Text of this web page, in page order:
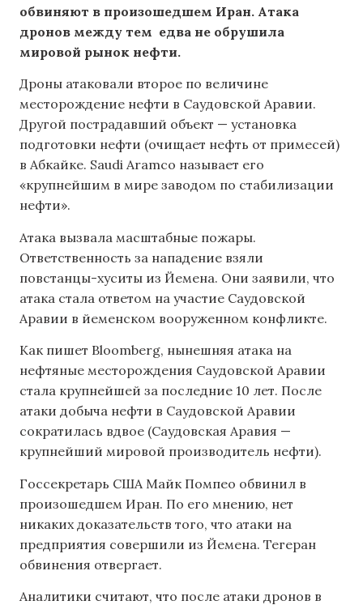
обвиняют в произошедшем Иран. Атака
дронов между тем едва не обрушила
мировой рынок нефти.
Дроны атаковали второе по величине
месторождение нефти в Саудовской Аравии.
Другой пострадавший объект — установка
подготовки нефти (очищает нефть от примесей)
в Абкайке. Saudi Aramco называет его
«крупнейшим в мире заводом по стабилизации
нефти».
Атака вызвала масштабные пожары.
Ответственность за нападение взяли
повстанцы-хуситы из Йемена. Они заявили, что
атака стала ответом на участие Саудовской
Аравии в йеменском вооруженном конфликте.
Как пишет Bloomberg, нынешняя атака на
нефтяные месторождения Саудовской Аравии
стала крупнейшей за последние 10 лет. После
атаки добыча нефти в Саудовской Аравии
сократилась вдвое (Саудовская Аравия —
крупнейший мировой производитель нефти).
Госсекретарь США Майк Помпео обвинил в
произошедшем Иран. По его мнению, нет
никаких доказательств того, что атаки на
предприятия совершили из Йемена. Тегеран
обвинения отвергает.
Аналитики считают, что после атаки дронов в